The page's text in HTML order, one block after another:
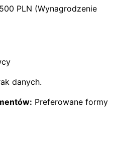
PLN (Wynagrodzenie
danych.
Preferowane formy